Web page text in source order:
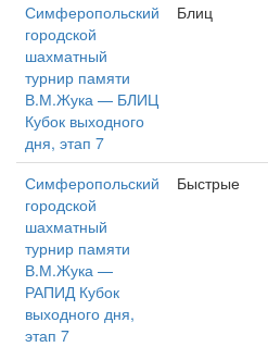
Симферопольский
городской
шахматный
турнир памяти
В.М.Жука — БЛИЦ
Кубок выходного
дня, этап 7
Блиц
Симферопольский
городской
шахматный
турнир памяти
В.М.Жука —
РАПИД Кубок
выходного дня,
этап 7
Быстрые